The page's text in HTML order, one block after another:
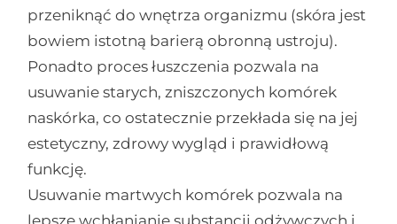
przeniknąć do wnętrza organizmu (skóra jest
bowiem istotną barierą obronną ustroju).
Ponadto proces łuszczenia pozwala na
usuwanie starych, zniszczonych komórek
naskórka, co ostatecznie przekłada się na jej
estetyczny, zdrowy wygląd i prawidłową
funkcję.
Usuwanie martwych komórek pozwala na